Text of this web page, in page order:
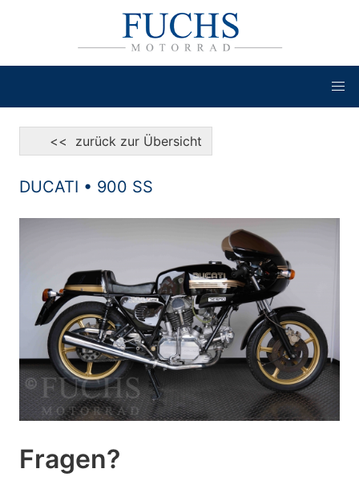
<< zurück zur Übersicht
DUCATI • 900 SS
Fragen?